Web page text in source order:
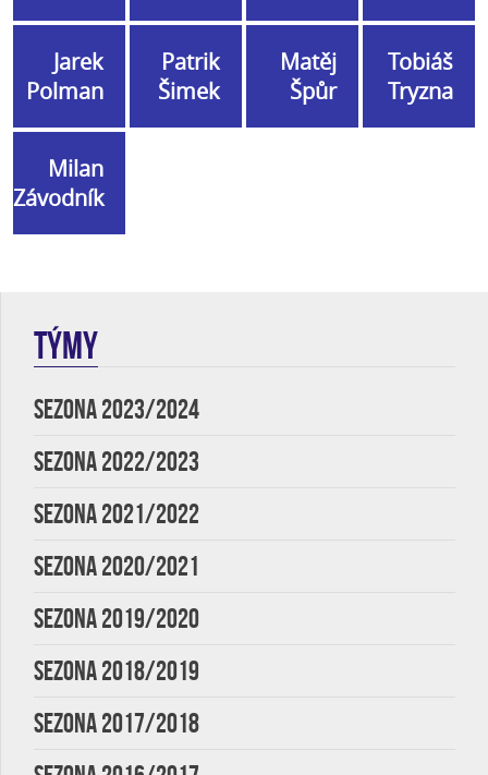
Jarek
Polman
Patrik
Šimek
Matěj
Špůr
Tobiáš
Tryzna
Milan
Závodník
TÝMY
SEZONA 2023/2024
SEZONA 2022/2023
SEZONA 2021/2022
SEZONA 2020/2021
SEZONA 2019/2020
SEZONA 2018/2019
SEZONA 2017/2018